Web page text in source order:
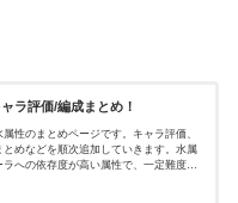
ラ評価/編成まとめ！
性のまとめページです。キャラ評価、
めなどを順次追加していきます。水属
への依存度が高い属性で、一定難度ま